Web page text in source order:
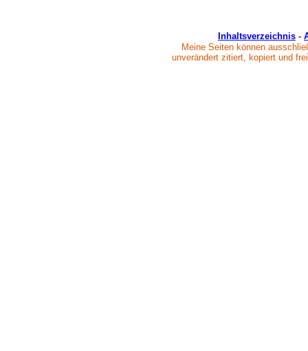
Inhaltsverzeichnis -
Meine Seiten können
unverändert zitiert, kopiert und